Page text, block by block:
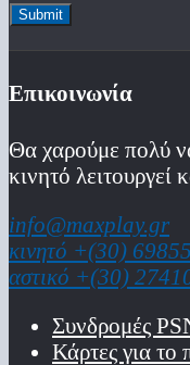
Επικοινωνία
Θα χαρούμε πολύ
κινητό λειτoυργεί
info@maxplay.gr
κινητό +(30)
αστικό +(30)
Συνδρομές
Κάρτες για το